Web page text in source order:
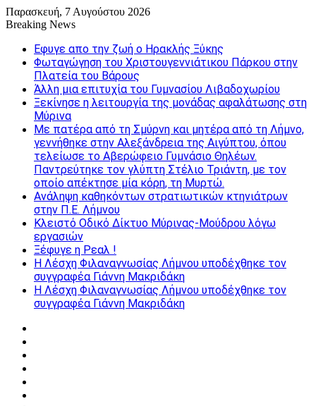
Παρασκευή, 7 Αυγούστου 2026
Breaking News
Εφυγε απο την ζωή o Ηρακλής Ξύκης
Φωταγώγηση του Χριστουγεννιάτικου Πάρκου στην
Πλατεία του Βάρους
Άλλη μια επιτυχία του Γυμνασίου Λιβαδοχωρίου
Ξεκίνησε η λειτουργία της μονάδας αφαλάτωσης στη
Μύρινα
Με πατέρα από τη Σμύρνη και μητέρα από τη Λήμνο,
γεννήθηκε στην Αλεξάνδρεια της Αιγύπτου, όπου
τελείωσε το Αβερώφειο Γυμνάσιο Θηλέων.
Παντρεύτηκε τον γλύπτη Στέλιο Τριάντη, με τον
οποίο απέκτησε μία κόρη, τη Μυρτώ.
Ανάληψη καθηκόντων στρατιωτικών κτηνιάτρων
στην Π.Ε. Λήμνου
Κλειστό Οδικό Δίκτυο Μύρινας-Μούδρου λόγω
εργασιών
Ξέφυγε η Ρεαλ !
Η Λέσχη Φιλαναγνωσίας Λήμνου υποδέχθηκε τον
συγγραφέα Γιάννη Μακριδάκη
Η Λέσχη Φιλαναγνωσίας Λήμνου υποδέχθηκε τον
συγγραφέα Γιάννη Μακριδάκη